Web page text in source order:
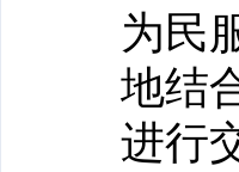
为民
地结
进行